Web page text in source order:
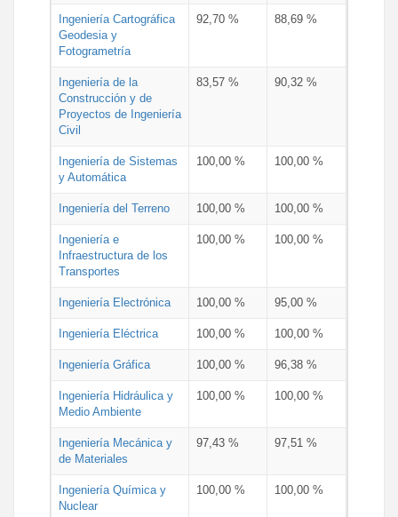
Ingeniería Cartográfica
Geodesia y
Fotogrametría
92,70 % 88,69 %
Ingeniería de la
Construcción y de
Proyectos de Ingeniería
Civil
83,57 % 90,32 %
Ingeniería de Sistemas
y Automática
100,00 % 100,00 %
Ingeniería del Terreno 100,00 % 100,00 %
Ingeniería e
Infraestructura de los
Transportes
100,00 % 100,00 %
Ingeniería Electrónica 100,00 % 95,00 %
Ingeniería Eléctrica 100,00 % 100,00 %
Ingeniería Gráfica 100,00 % 96,38 %
Ingeniería Hidráulica y
Medio Ambiente
100,00 % 100,00 %
Ingeniería Mecánica y
de Materiales
97,43 % 97,51 %
Ingeniería Química y
Nuclear
100,00 % 100,00 %